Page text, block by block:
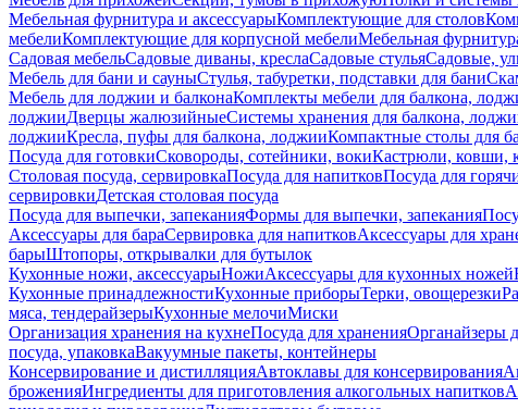
Мебельная фурнитура и аксессуарыКомплектующие для столов
мебелиКомплектующие для корпусной мебелиМебельная
Садовая мебельСадовые диваны, креслаСадовые стульяСадовые,
Мебель для бани и сауныСтулья, табуретки, подставки для бани
Мебель для лоджии и балконаКомплекты мебели для балкона,
лоджииДверцы жалюзийныеСистемы хранения для балкона,
лоджииКресла, пуфы для балкона, лоджииКомпактные столы для
Посуда для готовкиСковороды, сотейники, вокиКастрюли, ковши,
Столовая посуда, сервировкаПосуда для напитковПосуда для
сервировкиДетская столовая посуда
Посуда для выпечки, запеканияФормы для выпечки, запекания
Аксессуары для бараСервировка для напитковАксессуары для
барыШтопоры, открывалки для бутылок
Кухонные ножи, аксессуарыНожиАксессуары для кухонных ножей
Кухонные принадлежностиКухонные приборыТерки, овощерезки
мяса, тендерайзерыКухонные мелочиМиски
Организация хранения на кухнеПосуда для храненияОрганайзеры
посуда, упаковкаВакуумные пакеты, контейнеры
Консервирование и дистилляцияАвтоклавы для консервирования
броженияИнгредиенты для приготовления алкогольных напитков